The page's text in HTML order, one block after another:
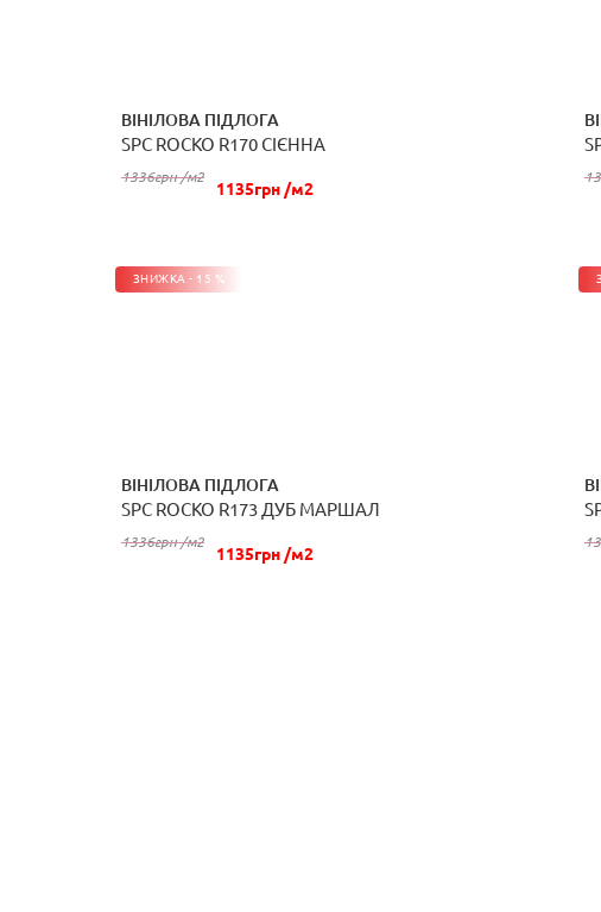
ВІНІЛОВА ПІДЛОГА
SPC ROCKO R170 СІЄННА
1336грн /м2
1135грн /м2
КУПИТИ
ЗНИЖКА - 15 %
ВІНІЛОВА ПІДЛОГА
SPC ROCKO R173 ДУБ МАРШАЛ
1336грн /м2
1135грн /м2
КУПИТИ